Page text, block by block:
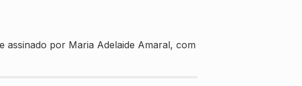
assinado por Maria Adelaide Amaral, com